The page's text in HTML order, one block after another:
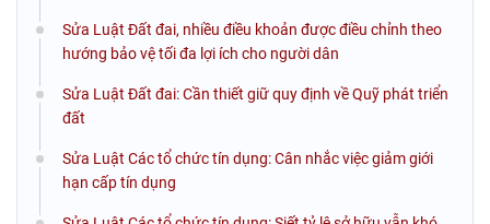
Sửa Luật Đất đai, nhiều điều khoản được điều chỉnh theo
hướng bảo vệ tối đa lợi ích cho người dân
Sửa Luật Đất đai: Cần thiết giữ quy định về Quỹ phát triển
đất
Sửa Luật Các tổ chức tín dụng: Cân nhắc việc giảm giới
hạn cấp tín dụng